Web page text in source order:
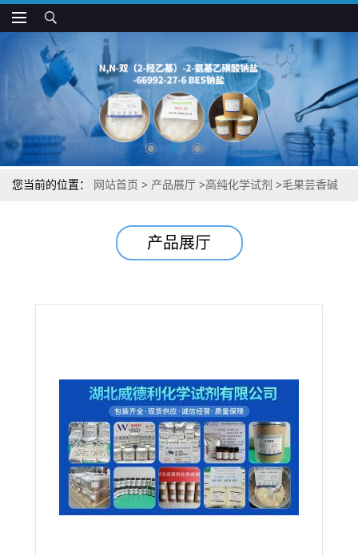
您当前的位置： 网站首页 > 产品展厅 >高纯化学试剂 >毛果芸香碱
产品展厅